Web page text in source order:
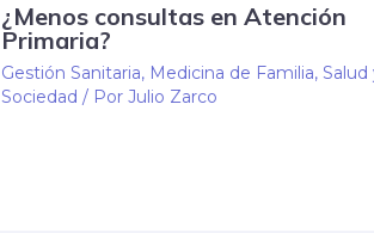
¿Menos consultas en Atención
Primaria?
Gestión Sanitaria, Medicina de Familia, Salud
Sociedad / Por Julio Zarco